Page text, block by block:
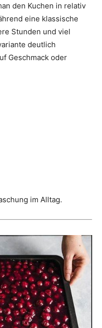
den Kuchen in relativ
eine klassische
Stunden und viel
deutlich
Geschmack oder
im Alltag.